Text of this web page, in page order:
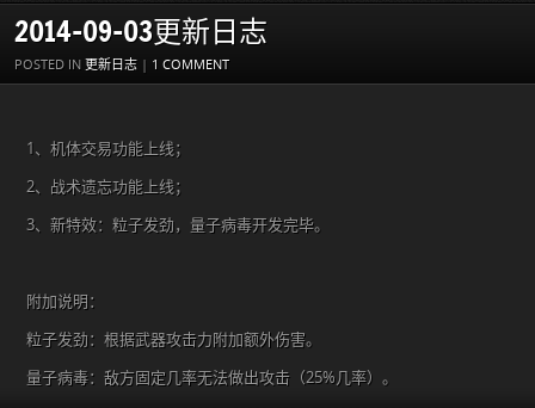
2014-09-03更新日志
POSTED IN 更新日志 | 1 COMMENT
1、机体交易功能上线；
2、战术遗忘功能上线；
3、新特效：粒子发劲，量子病毒开发完毕。
附加说明：
粒子发劲：根据武器攻击力附加额外伤害。
量子病毒：敌方固定几率无法做出攻击（25%几率）。